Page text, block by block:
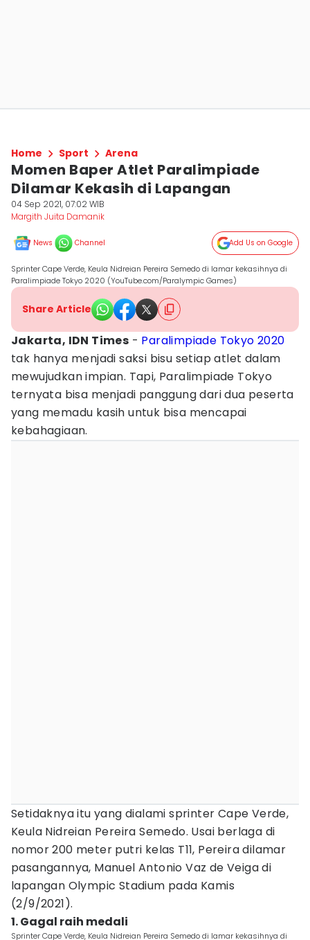
Home Sport Arena
Momen Baper Atlet Paralimpiade
Dilamar Kekasih di Lapangan
04 Sep 2021, 07:02 WIB
Margith Juita Damanik
News Channel Add Us on Google
Sprinter Cape Verde, Keula Nidreian Pereira Semedo di lamar kekasihnya di
Paralimpiade Tokyo 2020 (YouTube.com/Paralympic Games)
Share Article
Jakarta, IDN Times - Paralimpiade Tokyo 2020
tak hanya menjadi saksi bisu setiap atlet dalam
mewujudkan impian. Tapi, Paralimpiade Tokyo
ternyata bisa menjadi panggung dari dua peserta
yang memadu kasih untuk bisa mencapai
kebahagiaan.
Setidaknya itu yang dialami sprinter Cape Verde,
Keula Nidreian Pereira Semedo. Usai berlaga di
nomor 200 meter putri kelas T11, Pereira dilamar
pasangannya, Manuel Antonio Vaz de Veiga di
lapangan Olympic Stadium pada Kamis
(2/9/2021).
1. Gagal raih medali
Sprinter Cape Verde, Keula Nidreian Pereira Semedo di lamar kekasihnya di